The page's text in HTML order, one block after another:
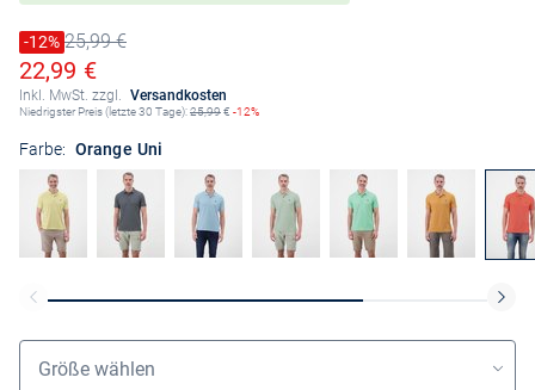
Preis reduziert um
-12%
Alter Preis25,99 €
Ermäßigter Preis
22,99 €
Inkl. MwSt. zzgl. Versandkosten
Niedrigster Preis (letzte 30 Tage):25,99€ -12%
Farbe: Orange Uni
Grössenauswahl
Größe wählen